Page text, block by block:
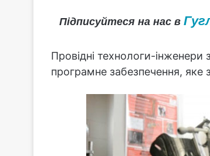
Підписуйтеся на нас в
Провідні технологи-інженери
програмне забезпечення,